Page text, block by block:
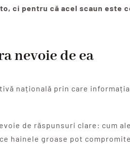
ci pentru că acel scaun este
nevoie de ea
națională prin care
de răspunsuri clare: cum
hainele groase pot